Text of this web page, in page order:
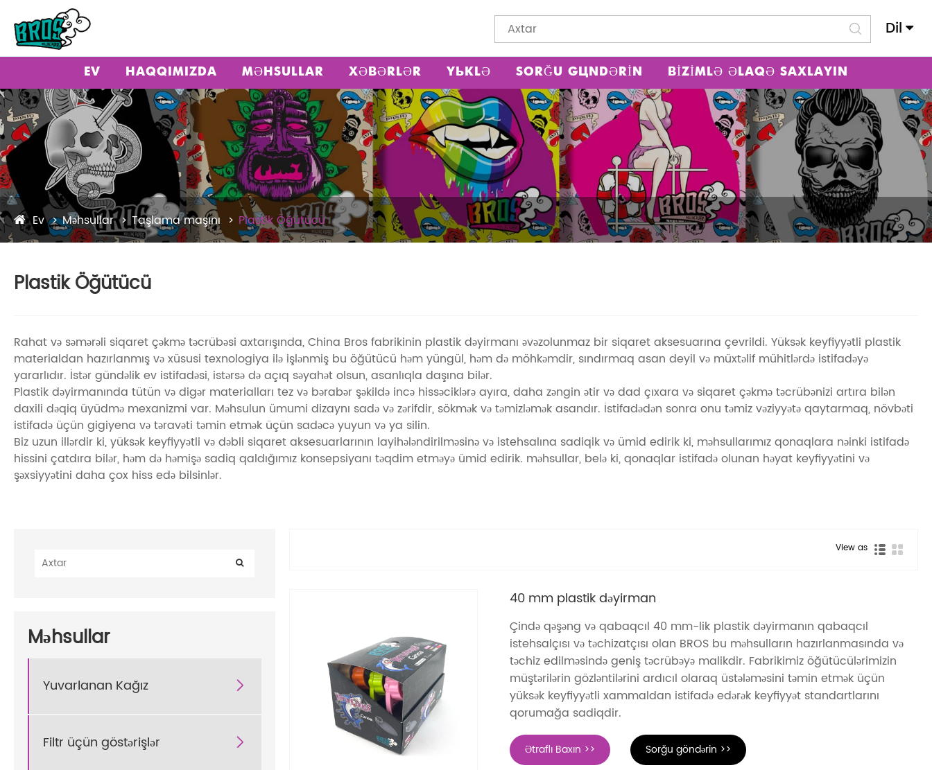
Dil
EV HAQQIMIZDA MƏHSULLAR XƏBƏRLƏR YÜKLƏ SORĞU GÖNDƏRIN BIZIMLƏ ƏLAQƏ SAXLAYIN
Ev Məhsullar Taşlama maşını Plastik Öğütücü
Plastik Öğütücü
Rahat və səmərəli siqaret çəkmə təcrübəsi axtarışında, China Bros fabrikinin plastik dəyirmanı əvəzolunmaz bir siqaret aksesuarına çevrildi. Yüksək keyfiyyətli plastik
materialdan hazırlanmış və xüsusi texnologiya ilə işlənmiş bu öğütücü həm yüngül, həm də möhkəmdir, sındırmaq asan deyil və müxtəlif mühitlərdə istifadəyə
yararlıdır. İstər gündəlik ev istifadəsi, istərsə də açıq səyahət olsun, asanlıqla daşına bilər.
Plastik dəyirmanında tütün və digər materialları tez və bərabər şəkildə incə hissəciklərə ayıra, daha zəngin ətir və dad çıxara və siqaret çəkmə təcrübənizi artıra bilən
daxili dəqiq üyüdmə mexanizmi var. Məhsulun ümumi dizaynı sadə və zərifdir, sökmək və təmizləmək asandır. İstifadədən sonra onu təmiz vəziyyətə qaytarmaq, növbəti
istifadə üçün gigiyena və təravəti təmin etmək üçün sadəcə yuyun və ya silin.
Biz uzun illərdir ki, yüksək keyfiyyətli və dəbli siqaret aksesuarlarının layihələndirilməsinə və istehsalına sadiqik və ümid edirik ki, məhsullarımız qonaqlara nəinki istifadə
hissini çatdıra bilər, həm də həmişə sadiq qaldığımız konsepsiyanı təqdim etməyə ümid edirik. məhsullar, belə ki, qonaqlar istifadə olunan həyat keyfiyyətini və
şəxsiyyətini daha çox hiss edə bilsinlər.
Məhsullar
Yuvarlanan Kağız 
Filtr üçün göstərişlər 
View as
40 mm plastik dəyirman
Çində qəşəng və qabaqcıl 40 mm-lik plastik dəyirmanın qabaqcıl
istehsalçısı və təchizatçısı olan BROS bu məhsulların hazırlanmasında və
təchiz edilməsində geniş təcrübəyə malikdir. Fabrikimiz öğütücülərimizin
müştərilərin gözləntilərini ardıcıl olaraq üstələməsini təmin etmək üçün
yüksək keyfiyyətli xammaldan istifadə edərək keyfiyyət standartlarını
qorumağa sadiqdir.
Ətraflı Baxın >> Sorğu göndərin >>